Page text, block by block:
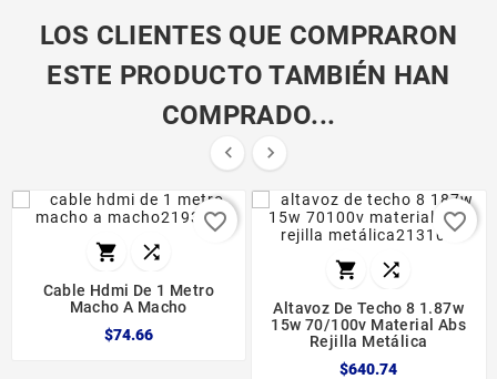
LOS CLIENTES QUE COMPRARON
ESTE PRODUCTO TAMBIÉN HAN
COMPRADO...
 
 
Cable Hdmi De 1 Metro
Macho A Macho
$74.66
favorite_border
 
Altavoz De Techo 8 1.87w
15w 70/100v Material Abs
Rejilla Metálica
$640.74
favorite_border